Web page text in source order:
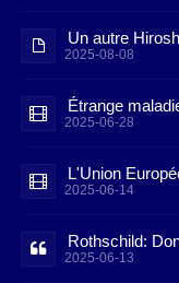
Un autre
2025-08-08
Étrange
2025-06-28
L'Union
2025-06-14
Rothschild:
2025-06-13